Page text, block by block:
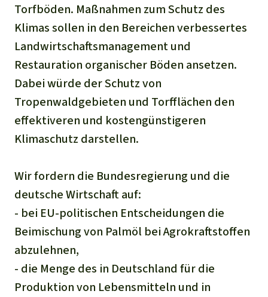
Torfböden. Maßnahmen zum Schutz des
Klimas sollen in den Bereichen verbessertes
Landwirtschaftsmanagement und
Restauration organischer Böden ansetzen.
Dabei würde der Schutz von
Tropenwaldgebieten und Torfflächen den
effektiveren und kostengünstigeren
Klimaschutz darstellen.
Wir fordern die Bundesregierung und die
deutsche Wirtschaft auf:
- bei EU-politischen Entscheidungen die
Beimischung von Palmöl bei Agrokraftstoffen
abzulehnen,
- die Menge des in Deutschland für die
Produktion von Lebensmitteln und in